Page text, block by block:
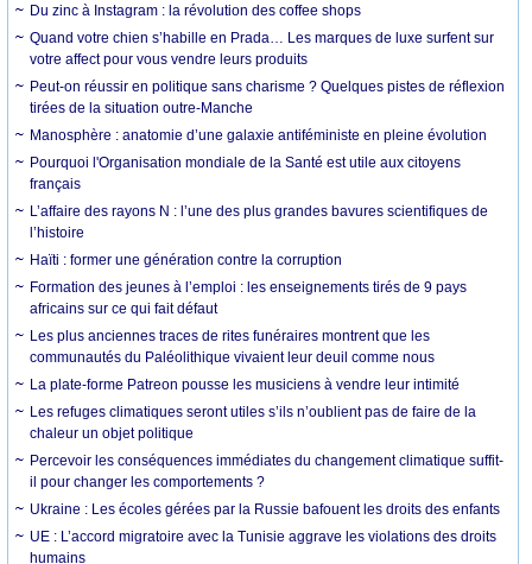
Du zinc à Instagram : la révolution des coffee shops
Quand votre chien s’habille en Prada… Les marques de luxe surfent sur
votre affect pour vous vendre leurs produits
Peut-on réussir en politique sans charisme ? Quelques pistes de réflexion
tirées de la situation outre-Manche
Manosphère : anatomie d’une galaxie antiféministe en pleine évolution
Pourquoi l'Organisation mondiale de la Santé est utile aux citoyens
français
L’affaire des rayons N : l’une des plus grandes bavures scientifiques de
l’histoire
Haïti : former une génération contre la corruption
Formation des jeunes à l’emploi : les enseignements tirés de 9 pays
africains sur ce qui fait défaut
Les plus anciennes traces de rites funéraires montrent que les
communautés du Paléolithique vivaient leur deuil comme nous
La plate-forme Patreon pousse les musiciens à vendre leur intimité
Les refuges climatiques seront utiles s’ils n’oublient pas de faire de la
chaleur un objet politique
Percevoir les conséquences immédiates du changement climatique suffit-
il pour changer les comportements ?
Ukraine : Les écoles gérées par la Russie bafouent les droits des enfants
UE : L’accord migratoire avec la Tunisie aggrave les violations des droits
humains